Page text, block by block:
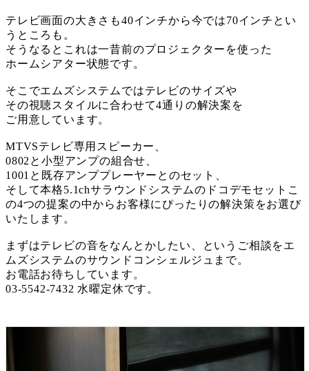
テレビ画面の大きさも40インチから今では70インチとい
うところも。
そうなるとこれは一昔前のプロジェクターを使った
ホームシアター状態です。
そこでエムズシステムではテレビのサイズや
その視聴スタイルに合わせて4通りの解決案を
ご用意しています。
MTVSテレビ専用スピーカー、
0802と小型アンプの組合せ、
1001と既存アンププレーヤーとのセット、
そして本格5.1chサラウンドシステムのドコデモセットこ
の4つの提案の中からお客様にぴったりの解決策をお選び
いたします。
まずはテレビの音をなんとかしたい、というご相談をエ
ムズシステムのサウンドコンシェルジュまで。
お電話お待ちしています。
03-5542-7432 水曜定休です。